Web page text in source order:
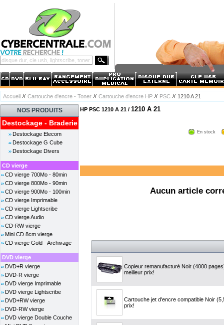
Accueil Cartouche d'encre - Toner Cartouche d'encre HP PSC 1210 A 21
NOS PRODUITS
Destockage - Braderie
Destockage Elecom
Destockage G Cube
Destockage Divers
CD vierge
CD vierge 700Mo - 80min
CD vierge 800Mo - 90min
CD vierge 900Mo - 100min
CD vierge Imprimable
CD vierge Lightscribe
CD vierge Audio
CD-RW vierge
Mini CD 8cm vierge
CD vierge Gold - Archivage
DVD vierge
DVD+R vierge
DVD-R vierge
DVD vierge Imprimable
DVD vierge Lightscribe
DVD+RW vierge
DVD-RW vierge
DVD vierge Double Couche
HP PSC 1210 A 21 / 1210 A 21
En stock
Aucun article
Copieur remanufacturé Noir (4000
meilleur prix!
Cartouche jet d'encre compatible Noir
prix!